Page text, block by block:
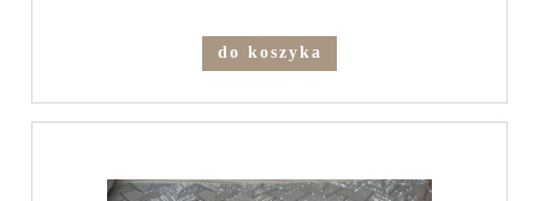
do koszyka